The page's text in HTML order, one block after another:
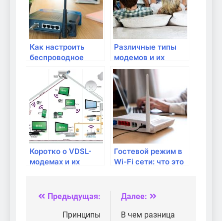
Как настроить
беспроводное
домашней сети?
Различные типы
модемов и их
особенности
Коротко о VDSL-
модемах и их
Гостевой режим в
Wi-Fi сети: что это
Навигация
Предыдущая:
Принципы
Далее:
В чем разница